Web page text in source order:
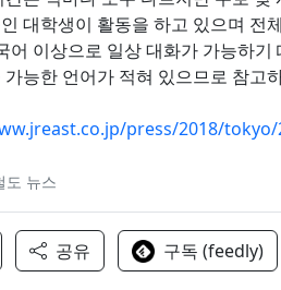
대학생이 활동을 하고 있으며 전
어 이상으로 일상 대화가 가능하
능한 언어가 적혀 있으므로 참고
press/2018/tokyo/
도 뉴스
공유 구독 (feedly)